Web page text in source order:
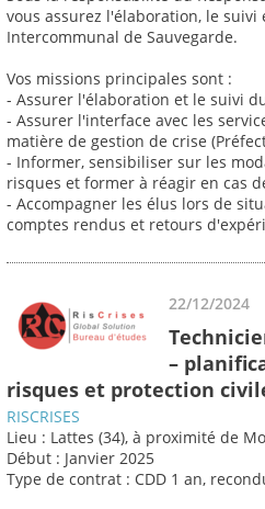
vous assurez l'élaboration, le
Intercommunal de Sauvegarde.
Vos missions principales sont :
- Assurer l'élaboration et le suivi du
- Assurer l'interface avec les
matière de gestion de crise
- Informer, sensibiliser sur les
risques et former à réagir en cas
- Accompagner les élus lors de
comptes rendus et retours
22/12/2024
–
risques et protection
RISCRISES
Lieu : Lattes (34), à proximité de
Début : Janvier 2025
Type de contrat : CDD 1 an,